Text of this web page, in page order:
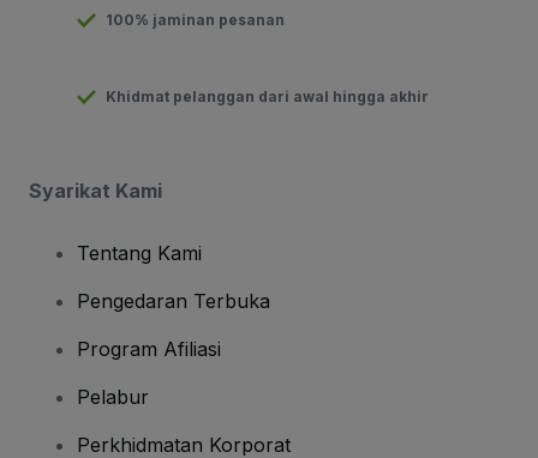
100% jaminan pesanan
Khidmat pelanggan dari awal hingga akhir
Syarikat Kami
Tentang Kami
Pengedaran Terbuka
Program Afiliasi
Pelabur
Perkhidmatan Korporat